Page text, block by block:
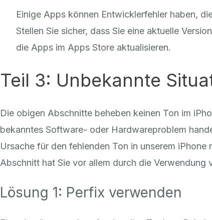
Einige Apps können Entwicklerfehler haben,
Stellen Sie sicher, dass Sie eine aktuelle
die Apps im Apps Store aktualisieren.
Teil 3: Unbekannte
Die obigen Abschnitte beheben keinen Ton im
bekanntes Software- oder Hardwareproblem
Ursache für den fehlenden Ton in unserem iPhone
Abschnitt hat Sie vor allem durch die Verwendung
Lösung 1: Perfix verwenden